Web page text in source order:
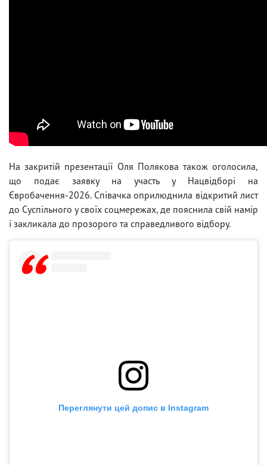
На закритій презентації Оля Полякова також оголосила,
що подає заявку на участь у Нацвідборі на
Євробачення-2026. Співачка оприлюднила відкритий лист
до Суспільного у своїх соцмережах, де пояснила свій намір
і закликала до прозорого та справедливого відбору.
Переглянути цей допис в Instagram